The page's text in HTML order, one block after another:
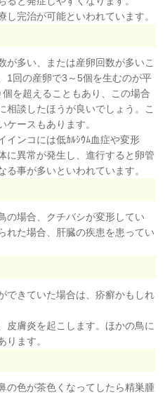
完治が可能といわれています。
が多い、または産卵回数が多いこ
1回の産卵で3～5個を生むのが平
を超えることもあり、この場合
相談したほうが良いでしょう。こ
ケースもあります。
インコには低ｶﾙｼｳﾑ血症や変形
に異常が発生し、進行すると卵管
事が多いといわれています。
の場合、クチバシが変形してい
れた場合、肝臓の疾患を患ってい
できていた場合は、疥癬かもしれ
皮膚炎を起こします。ほかの鳥に
ります。
の色が茶色くなってしたら精巣腫